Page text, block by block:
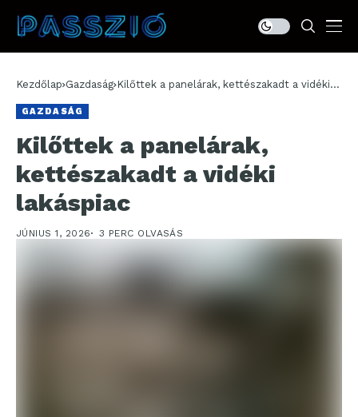
Kezdőlap Gazdaság Kilőttek a panelárak, kettészakadt a vidéki
GAZDASÁG
Kilőttek a panelárak,
kettészakadt a vidéki
lakáspiac
JÚNIUS 1, 2026 3 PERC OLVASÁS